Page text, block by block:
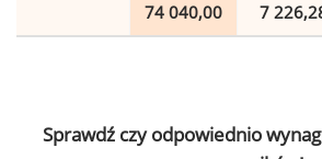
74 040,00 7
Sprawdź czy odpowiednio